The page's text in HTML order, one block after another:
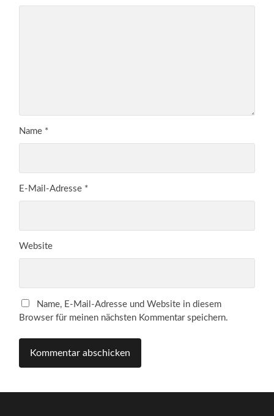
Name *
E-Mail-Adresse *
Website
Name, E-Mail-Adresse und Website in diesem
Browser für meinen nächsten Kommentar speichern.